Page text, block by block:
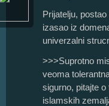
Prijatelju,
izasao iz
univerzalni
>>>Suprotno
veoma
sigurno, pitajte o
islamskih